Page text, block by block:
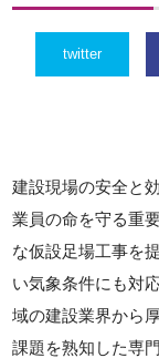
twitter
建設現場の安全と
業員の命を守る重
な仮設足場工事を
い気象条件にも対
域の建設業界から
課題を熟知した専